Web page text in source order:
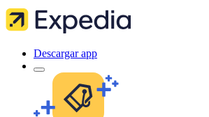
Descargar app